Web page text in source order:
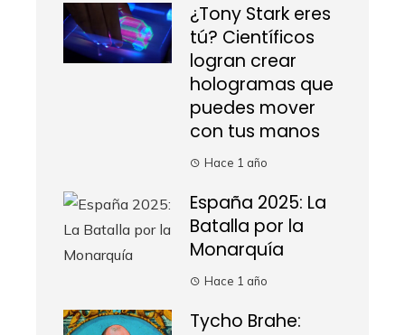
¿Tony Stark eres
tú? Científicos
logran crear
hologramas que
puedes mover
con tus manos
Hace 1 año
España 2025: La
Batalla por la
Monarquía
Hace 1 año
Tycho Brahe: